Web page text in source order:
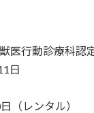
動診療科認
日
（レンタル）